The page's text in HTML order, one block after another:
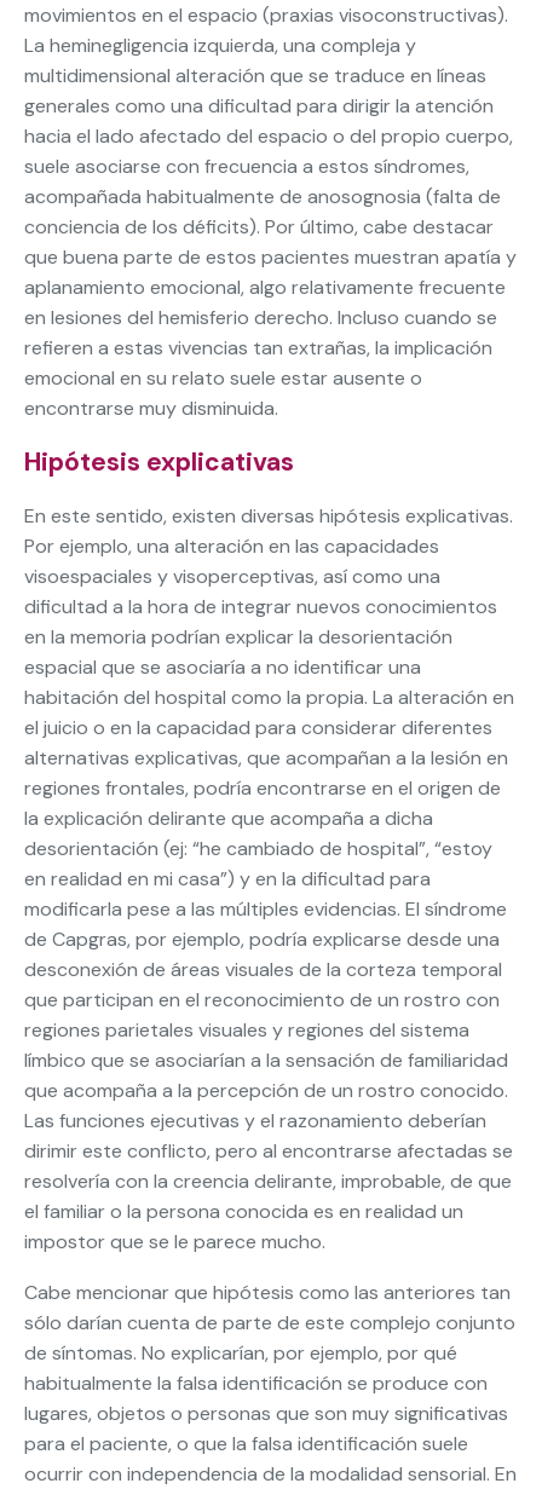
movimientos en el espacio (praxias visoconstructivas).
La heminegligencia izquierda, una compleja y
multidimensional alteración que se traduce en líneas
generales como una dificultad para dirigir la atención
hacia el lado afectado del espacio o del propio cuerpo,
suele asociarse con frecuencia a estos síndromes,
acompañada habitualmente de anosognosia (falta de
conciencia de los déficits). Por último, cabe destacar
que buena parte de estos pacientes muestran apatía y
aplanamiento emocional, algo relativamente frecuente
en lesiones del hemisferio derecho. Incluso cuando se
refieren a estas vivencias tan extrañas, la implicación
emocional en su relato suele estar ausente o
encontrarse muy disminuida.
Hipótesis explicativas
En este sentido, existen diversas hipótesis explicativas.
Por ejemplo, una alteración en las capacidades
visoespaciales y visoperceptivas, así como una
dificultad a la hora de integrar nuevos conocimientos
en la memoria podrían explicar la desorientación
espacial que se asociaría a no identificar una
habitación del hospital como la propia. La alteración en
el juicio o en la capacidad para considerar diferentes
alternativas explicativas, que acompañan a la lesión en
regiones frontales, podría encontrarse en el origen de
la explicación delirante que acompaña a dicha
desorientación (ej: “he cambiado de hospital”, “estoy
en realidad en mi casa”) y en la dificultad para
modificarla pese a las múltiples evidencias. El síndrome
de Capgras, por ejemplo, podría explicarse desde una
desconexión de áreas visuales de la corteza temporal
que participan en el reconocimiento de un rostro con
regiones parietales visuales y regiones del sistema
límbico que se asociarían a la sensación de familiaridad
que acompaña a la percepción de un rostro conocido.
Las funciones ejecutivas y el razonamiento deberían
dirimir este conflicto, pero al encontrarse afectadas se
resolvería con la creencia delirante, improbable, de que
el familiar o la persona conocida es en realidad un
impostor que se le parece mucho.
Cabe mencionar que hipótesis como las anteriores tan
sólo darían cuenta de parte de este complejo conjunto
de síntomas. No explicarían, por ejemplo, por qué
habitualmente la falsa identificación se produce con
lugares, objetos o personas que son muy significativas
para el paciente, o que la falsa identificación suele
ocurrir con independencia de la modalidad sensorial. En